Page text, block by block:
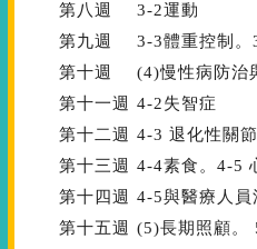
第八週
3-2運動
第九週
3-3體重控制
第十週
(4)慢性病防治
第十一週
4-2失智症
第十二週
4-3 退化性關
第十三週
4-4素食。4-5
第十四週
4-5與醫療人員
第十五週
(5)長期照顧。